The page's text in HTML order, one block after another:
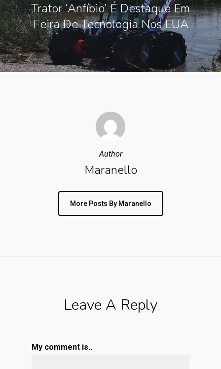
Trator ‘anfíbio’ É Destaque Em
Feira De Tecnologia Nos EUA
Author
Maranello
More Posts By Maranello
Leave A Reply
My comment is..